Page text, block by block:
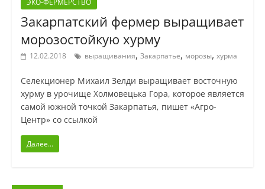
ЭКО-ФЕРМЕРСТВО
Закарпатский фермер выращивает
морозостойкую хурму
12.02.2018 выращивания, Закарпатье, морозы, хурма
Селекционер Михаил Зелди выращивает восточную
хурму в урочище Холмовецька Гора, которое является
самой южной точкой Закарпатья, пишет «Агро-
Центр» со ссылкой
Далее...